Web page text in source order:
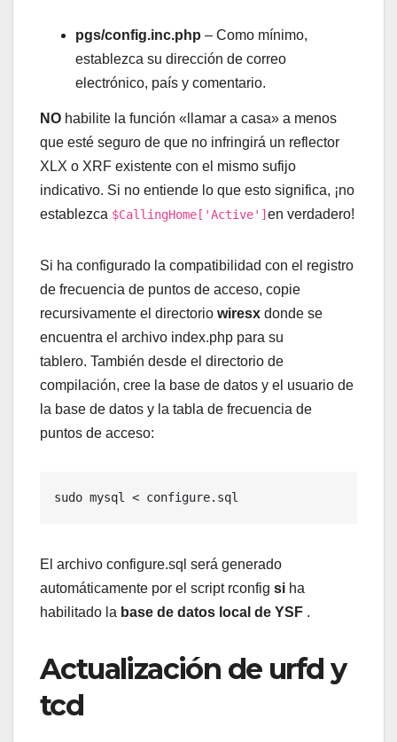
pgs/config.inc.php – Como mínimo,
establezca su dirección de correo
electrónico, país y comentario.
NO habilite la función «llamar a casa» a menos
que esté seguro de que no infringirá un reflector
XLX o XRF existente con el mismo sufijo
indicativo. Si no entiende lo que esto significa, ¡no
establezca $CallingHome['Active'] en verdadero!
Si ha configurado la compatibilidad con el registro
de frecuencia de puntos de acceso, copie
recursivamente el directorio wiresx donde se
encuentra el archivo index.php para su
tablero. También desde el directorio de
compilación, cree la base de datos y el usuario de
la base de datos y la tabla de frecuencia de
puntos de acceso:
sudo mysql < configure.sql
El archivo configure.sql será generado
automáticamente por el script rconfig si ha
habilitado la base de datos local de YSF .
Actualización de urfd y
tcd